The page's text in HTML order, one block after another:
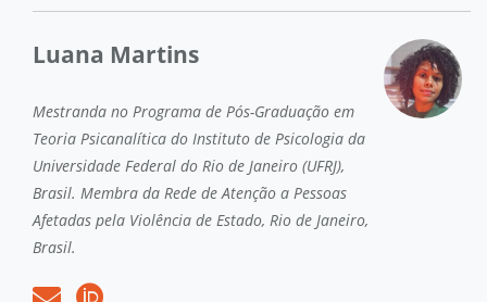
Luana Martins
Mestranda no Programa de Pós-Graduação em
Teoria Psicanalítica do Instituto de Psicologia da
Universidade Federal do Rio de Janeiro (UFRJ),
Brasil. Membra da Rede de Atenção a Pessoas
Afetadas pela Violência de Estado, Rio de Janeiro,
Brasil.